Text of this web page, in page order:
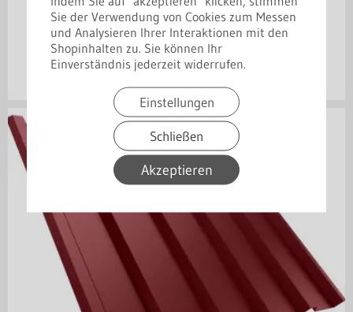
Sie der Verwendung von Cookies zum Messen
und Analysieren Ihrer Interaktionen mit den
Shopinhalten zu. Sie können Ihr
Einverständnis jederzeit widerrufen.
Einstellungen
Schließen
Akzeptieren
Trapezprofil T20 M 25 µm - Sonderaktion
verlängert
15,70€